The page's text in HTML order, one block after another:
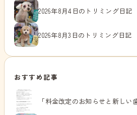
2026年8月4日のトリミング日記
2026年8月3日のトリミング日記
おすすめ記事
「料金改定のお知らせと新しい